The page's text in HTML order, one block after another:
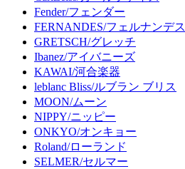
Fender/フェンダー
FERNANDES/フェルナンデス
GRETSCH/グレッチ
Ibanez/アイバニーズ
KAWAI/河合楽器
leblanc Bliss/ルブラン ブリス
MOON/ムーン
NIPPY/ニッピー
ONKYO/オンキョー
Roland/ローランド
SELMER/セルマー